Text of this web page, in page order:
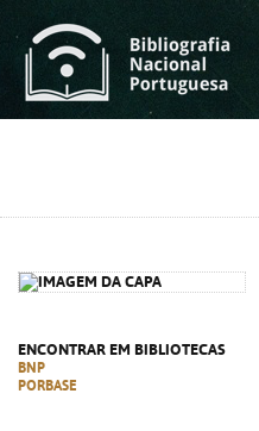
ENCONTRAR EM BIBLIOTECAS
BNP
PORBASE